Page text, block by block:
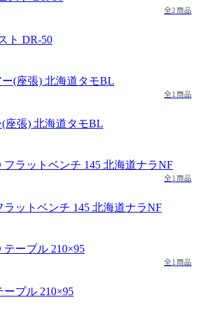
全2商品
ト DR-50
全1商品
座張) 北海道タモBL
全1商品
ットベンチ 145 北海道ナラNF
全1商品
ブル 210×95